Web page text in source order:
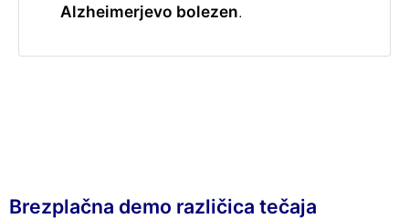
Alzheimerjevo bolezen.
Brezplačna demo različica tečaja